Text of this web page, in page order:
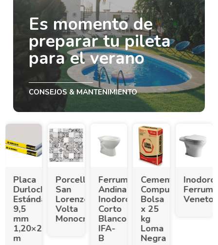
Es momento de
preparar tu pileta
para el verano
CONSEJOS & MANTENIMIENTO
Placa
Durlock
Estándar
9,5
mm
1,20×2,40
m
Porcellanato
San
Lorenzo
Volta
Monocrom.
Ferrum
Andina
Inodoro
Corto
Blanco
IFA-
B
Cemento
Compuesto
Bolsa
x 25
kg
Loma
Negra
Inodoro
Ferrum
Veneto.